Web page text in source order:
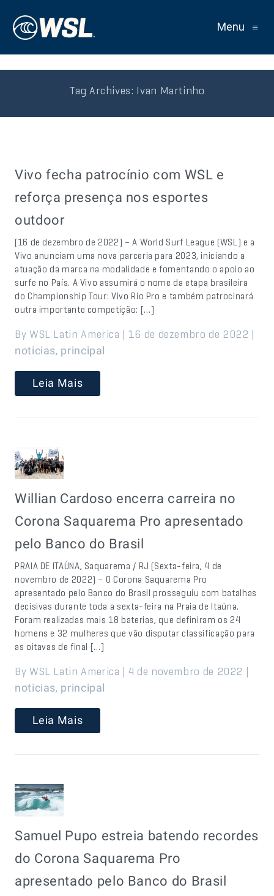
Menu ≡
Tag Archives: Ivan Martinho
Vivo fecha patrocínio com WSL e
reforça presença nos esportes
outdoor
(16 de dezembro de 2022) – A World Surf League (WSL) e a
Vivo anunciam uma nova parceria para 2023, iniciando a
atuação da marca na modalidade e fomentando o apoio ao
surfe no País. A Vivo assumirá o nome da etapa brasileira
do Championship Tour: Vivo Rio Pro e também patrocinará
outra importante competição: […]
By WSL Latin America | 16 de dezembro de 2022 |
noticias, principal
Leia Mais
Willian Cardoso encerra carreira no
Corona Saquarema Pro apresentado
pelo Banco do Brasil
PRAIA DE ITAÚNA, Saquarema / RJ (Sexta-feira, 4 de
novembro de 2022) – O Corona Saquarema Pro
apresentado pelo Banco do Brasil prosseguiu com batalhas
decisivas durante toda a sexta-feira na Praia de Itaúna.
Foram realizadas mais 18 baterias, que definiram os 24
homens e 32 mulheres que vão disputar classificação para
as oitavas de final […]
By WSL Latin America | 4 de novembro de 2022 |
noticias, principal
Leia Mais
Samuel Pupo estreia batendo recordes
do Corona Saquarema Pro
apresentado pelo Banco do Brasil